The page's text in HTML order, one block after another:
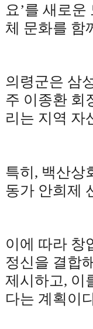
요 ’를 새로운
체 문화를 함
의령군은 삼
주 이종환 회
리는 지역 자
특히, 백산상
동가 안희제
이에 따라 창
정신을 결합
제시하고, 이
다는 계획이